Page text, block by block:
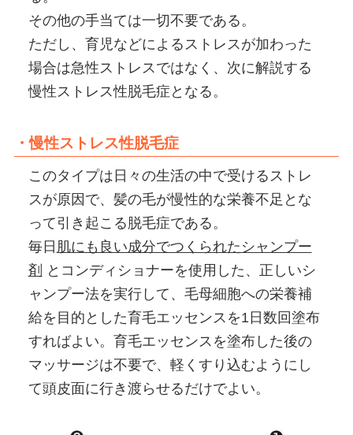
その他の手当ては一切不要である。
ただし、育児などによるストレスが加わった
場合は急性ストレスではなく、次に解説する
慢性ストレス性脱毛症となる。
・慢性ストレス性脱毛症
このタイプは日々の生活の中で受けるストレ
スが原因で、髪の毛が慢性的な栄養不足とな
って引き起こる脱毛症である。
毎日 肌にも良い成分でつくられたシャンプー
剤 とコンディショナーを使用した、正しいシ
ャンプー法を実行して、毛母細胞への栄養補
給を目的とした育毛エッセンスを1日数回塗布
すればよい。育毛エッセンスを塗布した後の
マッサージは不要で、軽くすり込むようにし
て頭皮面に行き渡らせるだけでよい。